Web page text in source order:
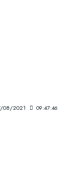
08/2021 09:47:46